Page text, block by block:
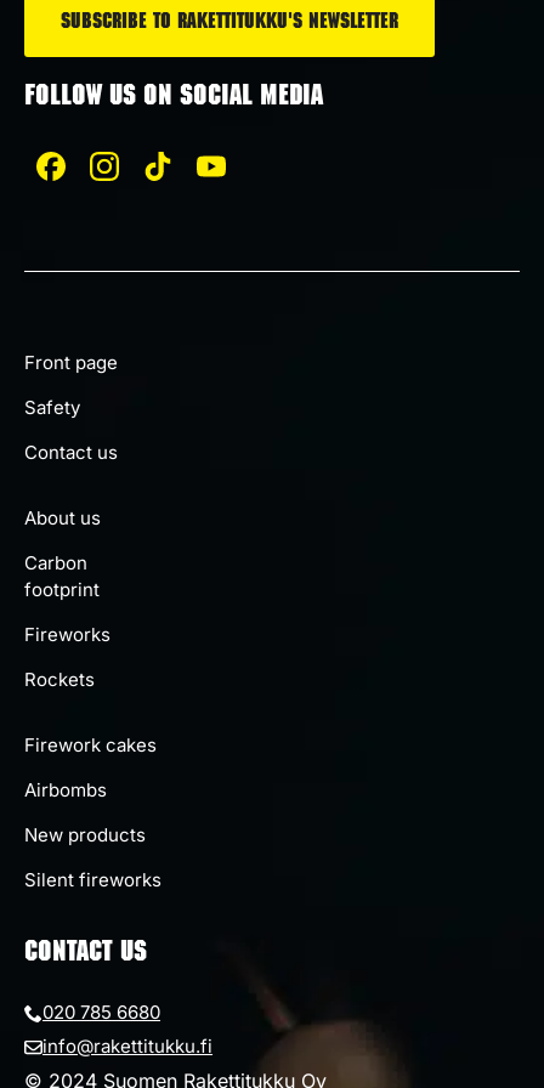
FOLLOW US ON SOCIAL MEDIA
© 2024 Suomen Rakettitukku Oy
Front page
Safety
Contact us
About us
Carbon
footprint
Fireworks
Rockets
Firework cakes
Airbombs
New products
Silent fireworks
CONTACT US
020 785 6680
info@rakettitukku.fi